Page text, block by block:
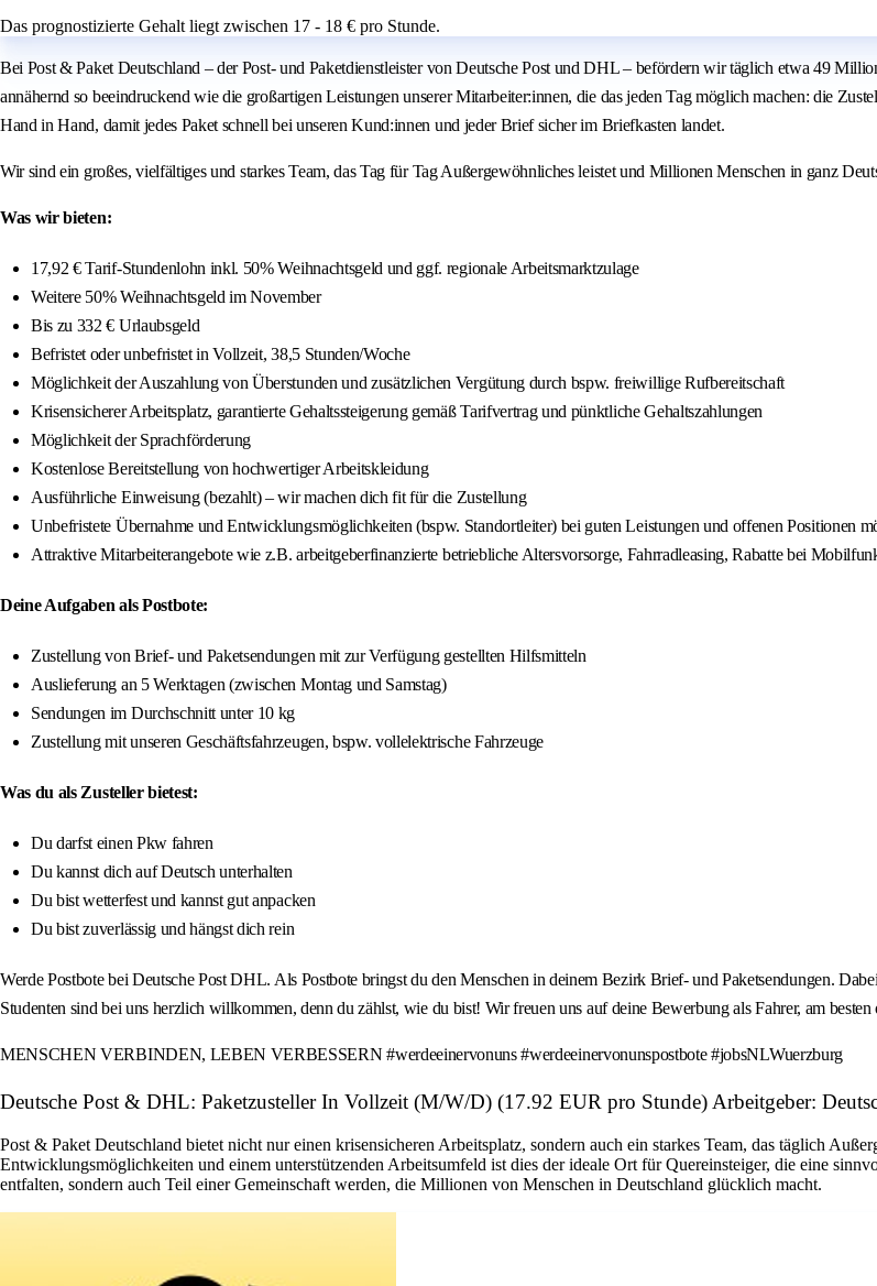
Das prognostizierte Gehalt liegt zwischen 17 - 18 € pro Stunde.
Bei Post & Paket Deutschland – der Post- und Paketdienstleister von Deutsche Post und DHL – befördern wir täglich etwa 49
annähernd so beeindruckend wie die großartigen Leistungen unserer Mitarbeiter:innen, die das jeden Tag möglich machen: die
Hand in Hand, damit jedes Paket schnell bei unseren Kund:innen und jeder Brief sicher im Briefkasten landet.
Wir sind ein großes, vielfältiges und starkes Team, das Tag für Tag Außergewöhnliches leistet und Millionen Menschen in ganz
Was wir bieten:
17,92 € Tarif-Stundenlohn inkl. 50% Weihnachtsgeld und ggf. regionale Arbeitsmarktzulage
Weitere 50% Weihnachtsgeld im November
Bis zu 332 € Urlaubsgeld
Befristet oder unbefristet in Vollzeit, 38,5 Stunden/Woche
Möglichkeit der Auszahlung von Überstunden und zusätzlichen Vergütung durch bspw. freiwillige Rufbereitschaft
Krisensicherer Arbeitsplatz, garantierte Gehaltssteigerung gemäß Tarifvertrag und pünktliche Gehaltszahlungen
Möglichkeit der Sprachförderung
Kostenlose Bereitstellung von hochwertiger Arbeitskleidung
Ausführliche Einweisung (bezahlt) – wir machen dich fit für die Zustellung
Unbefristete Übernahme und Entwicklungsmöglichkeiten (bspw. Standortleiter) bei guten Leistungen und offenen Positionen
Attraktive Mitarbeiterangebote wie z.B. arbeitgeberfinanzierte betriebliche Altersvorsorge, Fahrradleasing, Rabatte bei
Deine Aufgaben als Postbote:
Zustellung von Brief- und Paketsendungen mit zur Verfügung gestellten Hilfsmitteln
Auslieferung an 5 Werktagen (zwischen Montag und Samstag)
Sendungen im Durchschnitt unter 10 kg
Zustellung mit unseren Geschäftsfahrzeugen, bspw. vollelektrische Fahrzeuge
Was du als Zusteller bietest:
Du darfst einen Pkw fahren
Du kannst dich auf Deutsch unterhalten
Du bist wetterfest und kannst gut anpacken
Du bist zuverlässig und hängst dich rein
Werde Postbote bei Deutsche Post DHL. Als Postbote bringst du den Menschen in deinem Bezirk Brief- und Paketsendungen.
Studenten sind bei uns herzlich willkommen, denn du zählst, wie du bist! Wir freuen uns auf deine Bewerbung als Fahrer, am
MENSCHEN VERBINDEN, LEBEN VERBESSERN #werdeeinervonuns #werdeeinervonunspostbote #jobsNLWuerzburg
Deutsche Post & DHL: Paketzusteller In Vollzeit (M/W/D) (17.92 EUR pro Stunde) Arbeitgeber:
Post & Paket Deutschland bietet nicht nur einen krisensicheren Arbeitsplatz, sondern auch ein starkes Team, das täglich
Entwicklungsmöglichkeiten und einem unterstützenden Arbeitsumfeld ist dies der ideale Ort für Quereinsteiger, die eine
entfalten, sondern auch Teil einer Gemeinschaft werden, die Millionen von Menschen in Deutschland glücklich macht.